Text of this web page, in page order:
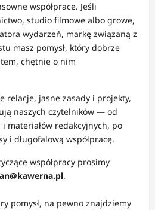
współprace. Jeśli
studio filmowe albo growe,
wydarzeń, markę związaną z
masz pomysł, który dobrze
chętnie o nim
relacje, jasne zasady i projekty,
naszych czytelników — od
materiałów redakcyjnych, po
i długofalową współpracę.
współpracy prosimy
.
pomysł, na pewno znajdziemy